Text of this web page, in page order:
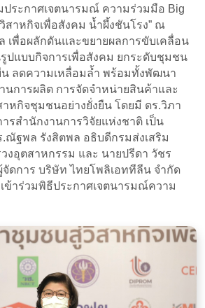
ประกาศเจตนารมณ์ ความร่วมมือ​ Big
สาหกิจเพื่อสังคม น้ำผึ้งชันโรง” ณ
เพื่อผลักดันและขยายผลการขับเคลื่อน
แบบกิจการเพื่อสังคม ยกระดับชุมชน
ลดความเหลื่อมล้ำ พร้อมทั้งพัฒนา
การผลิต การจัดจำหน่ายสินค้าและ
าหกิจชุมชนอย่างยั่งยืน โดยมี ดร.วิภา
รสำนักงานการวิจัยแห่งชาติ เป็น
ณัฐพล รังสิตพล อธิบดีกรมส่งเสริม
งอุตสาหกรรม และ นายปรีดา วัชร
จัดการ บริษัท ไทยโพลิเอททีลีน จำกัด
ข้าร่วมพิธี​ประกาศเจตนารมณ์ความ